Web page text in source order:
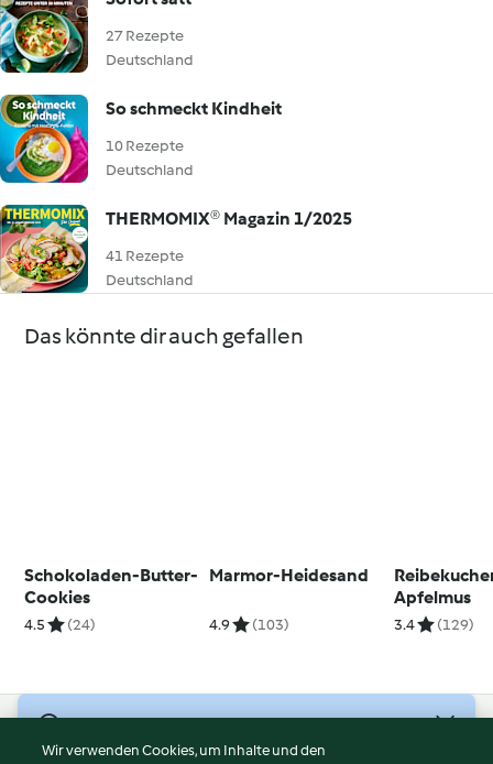
27 Rezepte
Deutschland
So schmeckt Kindheit
10 Rezepte
Deutschland
THERMOMIX® Magazin 1/2025
41 Rezepte
Deutschland
Das könnte dir auch gefallen
Schokoladen-Butter-
Cookies
4.5 (24)
Marmor-Heidesand
4.9 (103)
Apfelmus
3.4 (129)
Wir verwenden Cookies, um Inhalte und den